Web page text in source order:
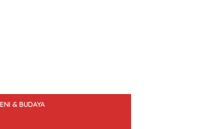
& BUDAYA